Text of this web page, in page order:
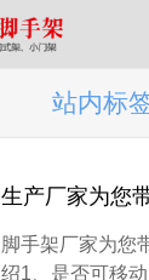
站内标
生产厂家为您
脚手架厂家为您
绍1、是否可移